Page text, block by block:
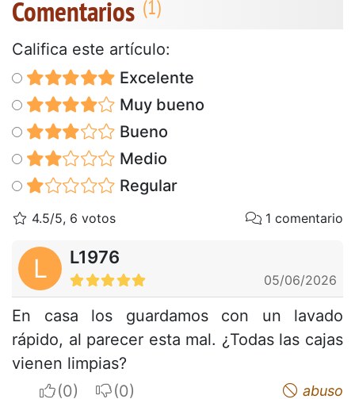
Comentarios
Califica este artículo:
Excelente
Muy bueno
Bueno
Medio
Regular
4.5/5, 6 votos 1 comentario
L L1976
05/06/2026
En casa los guardamos con un lavado
rápido, al parecer esta mal. ¿Todas las cajas
vienen limpias?
I apreciateI do not appreciate abuso